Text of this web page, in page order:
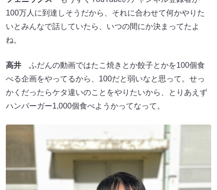
100万人に到達しそうだから、それに合わせて何かやりた
いとみんなで話していたら、いつの間にか決まってたよ
ね。
高井 ふだんの動画ではたこ焼きとか餃子とかを100個食
べる企画をやってるから、100だと弱いなと思って。せっ
かくだったらケタ違いのことをやりたいから、とりあえず
ハンバーガー1,000個食べようかってなって。